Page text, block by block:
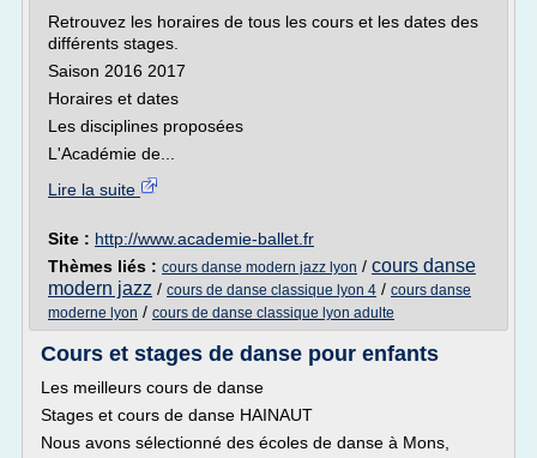
Retrouvez les horaires de tous les cours et les dates des
différents stages.
Saison 2016 2017
Horaires et dates
Les disciplines proposées
L'Académie de...
Lire la suite
Site : http://www.academie-ballet.fr
Thèmes liés : cours danse modern jazz lyon / cours danse
modern jazz / cours de danse classique lyon 4 / cours danse
moderne lyon / cours de danse classique lyon adulte
Cours et stages de danse pour enfants
Les meilleurs cours de danse
Stages et cours de danse HAINAUT
Nous avons sélectionné des écoles de danse à Mons,